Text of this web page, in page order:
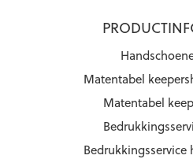
Matentabel
Matentabel
Bedrukkingsservice